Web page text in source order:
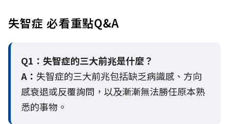
失智症 必看重點Q&A
Q1：失智症的三大前兆是什麼？
A： 失智症的三大前兆包括缺乏病識感、方向
感衰退或反覆詢問，以及漸漸無法勝任原本熟
悉的事物。